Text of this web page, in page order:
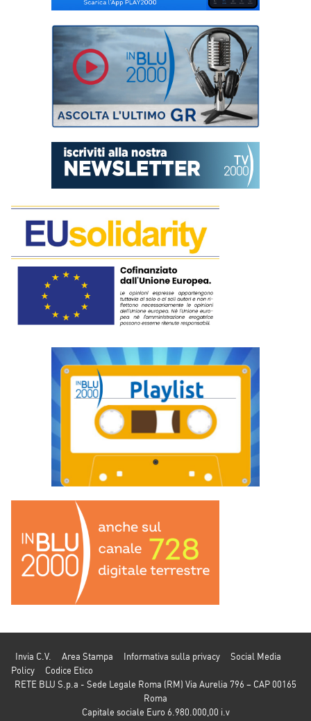
Invia C.V. Area Stampa Informativa sulla privacy
Social Media
Policy
Codice Etico
RETE BLU S.p.a - Sede Legale Roma (RM) Via Aurelia 796 – CAP 00165
Roma
Capitale sociale Euro 6.980.000,00 i.v